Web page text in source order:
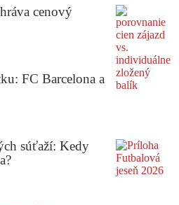
cenový
FC Barcelona a
súťaží: Kedy